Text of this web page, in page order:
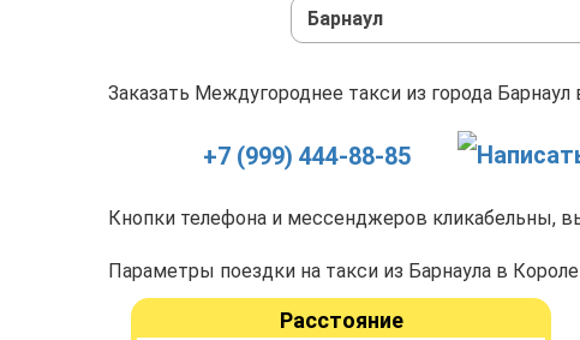
Барнаул
Заказать Междугороднее такси из города
+7 (999) 444-88-85
Кнопки телефона и мессенджеров кликабельны,
Параметры поездки на такси из Барнаула в
Расстояние